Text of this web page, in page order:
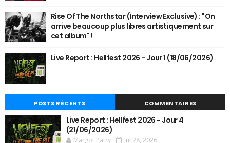
Rise Of The Northstar (Interview Exclusive) : "On
arrive beaucoup plus libres artistiquement sur
cet album" !
Live Report : Hellfest 2026 - Jour 1 (18/06/2026)
POSTS RÉCENTS COMMENTAIRES
Live Report : Hellfest 2026 - Jour 4
(21/06/2026)
Margot Patry Jul 28, 2026